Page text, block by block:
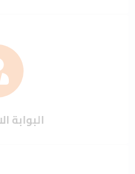
البوابة